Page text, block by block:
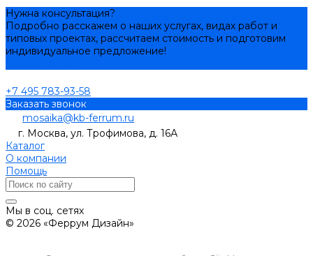
Нужна консультация?
Подробно расскажем о наших услугах, видах работ и
типовых проектах, рассчитаем стоимость и подготовим
индивидуальное предложение!
+7 495 783-93-58
Заказать звонок
mosaika@kb-ferrum.ru
г. Москва, ул. Трофимова, д. 16А
Каталог
О компании
Помощь
Мы в соц. сетях
© 2026 «Феррум Дизайн»